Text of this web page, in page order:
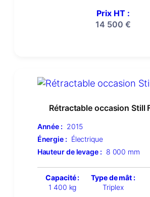
Prix HT :
14 500 €
Rétractable occasion Still
Année : 2015
Énergie : Électrique
Hauteur de levage : 8 000 mm
Capacité :
1 400 kg
Type de mât :
Triplex